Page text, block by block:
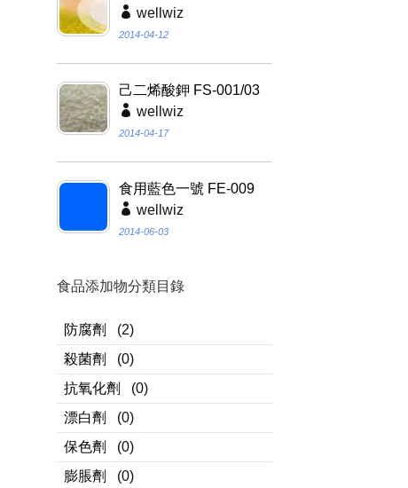
wellwiz
2014-04-12
己二烯酸鉀 FS-001/03
wellwiz
2014-04-17
食用藍色一號 FE-009
wellwiz
2014-06-03
食品添加物分類目錄
防腐劑
(2)
殺菌劑
(0)
抗氧化劑
(0)
漂白劑
(0)
保色劑
(0)
膨脹劑
(0)